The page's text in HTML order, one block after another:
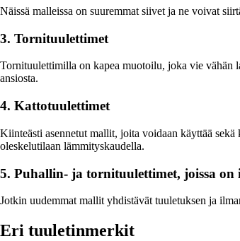
Näissä malleissa on suuremmat siivet ja ne voivat
3. Tornituulettimet
Tornituulettimilla on kapea muotoilu, joka vie vähän
ansiosta.
4. Kattotuulettimet
Kiinteästi asennetut mallit, joita voidaan käyttää
oleskelutilaan lämmityskaudella.
5. Puhallin- ja tornituulettimet, joissa on
Jotkin uudemmat mallit yhdistävät tuuletuksen ja
Eri tuuletinmerkit